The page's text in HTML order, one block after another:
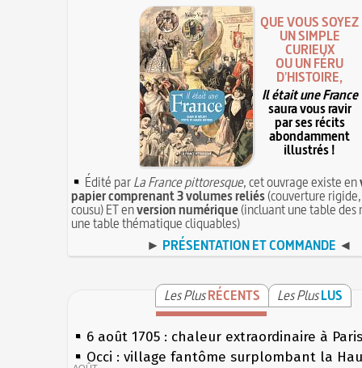
QUE VOUS SOYEZ
UN SIMPLE
CURIEUX
OU UN FÉRU
D'HISTOIRE,
Il était une France
saura vous ravir
par ses récits
abondamment
illustrés !
Édité parLa France pittoresque, cet ouvrage existe en
papier comprenant 3 volumes reliés(couverture
cousu) ET enversion numérique(incluant une table des
une table thématique cliquables)
► PRÉSENTATION ET COMMANDE ◄
Les PlusRÉCENTS Les PlusLUS
6 août 1705 : chaleur extraordinaire à Paris
Occi : village fantôme surplombant la